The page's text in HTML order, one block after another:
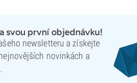
svou první objednávku!
newsletteru a získejte
novinkách a